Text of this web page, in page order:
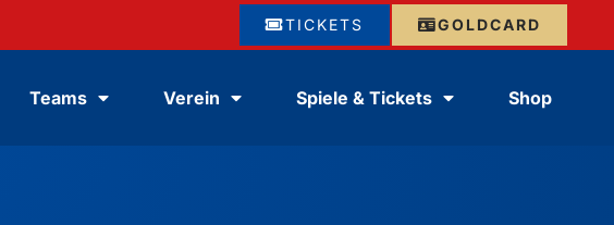
GOLDCARD
TICKETS
Teams Verein Spiele & Tickets Shop